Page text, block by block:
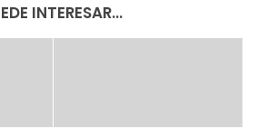
INTERESAR...